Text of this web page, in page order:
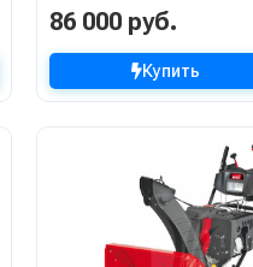
86 000 руб.
Купить